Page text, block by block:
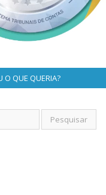
O QUE QUERIA?